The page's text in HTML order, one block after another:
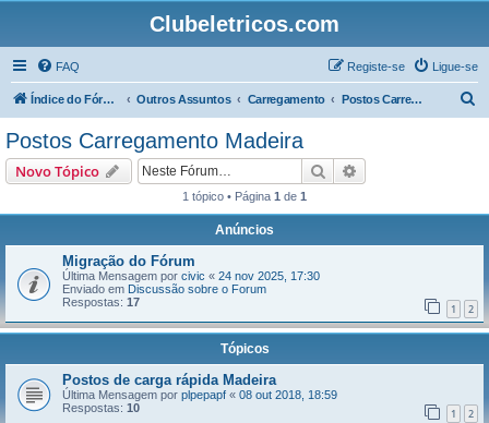
Clubeletricos.com
FAQ Ligue-se
Registe-se
Índice do Fórum Outros Assuntos Carregamento Postos Carregamento Madeira
Postos Carregamento Madeira
Novo Tópico Pesquisar
1 tópico • Página 1 de 1
Anúncios
Migração do Fórum
Última Mensagem por civic « 24 nov 2025, 17:30
Enviado em Discussão sobre o Forum
Respostas: 17 1 2
Tópicos
Postos de carga rápida Madeira
Última Mensagem por plpepapf « 08 out 2018, 18:59
Respostas: 10 1 2